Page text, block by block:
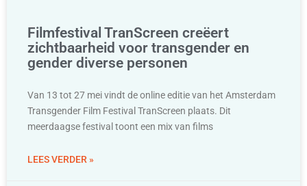
Filmfestival TranScreen creëert
zichtbaarheid voor transgender en
gender diverse personen
Van 13 tot 27 mei vindt de online editie van het Amsterdam
Transgender Film Festival TranScreen plaats. Dit
meerdaagse festival toont een mix van films
LEES VERDER »